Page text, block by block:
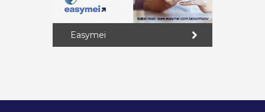
Easymei